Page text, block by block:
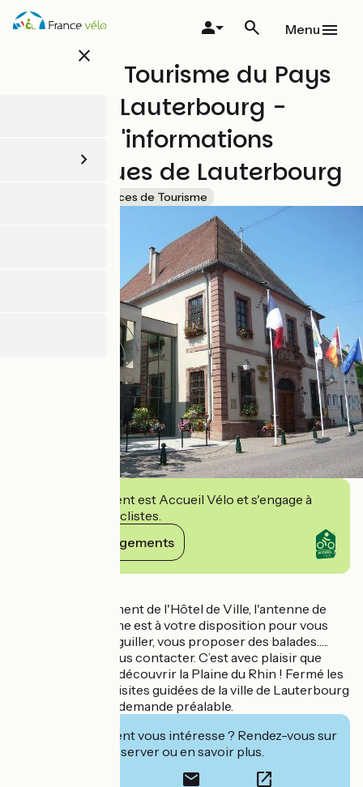
Aller
au
close
Menu
Office de Tourisme du Pays
de Seltz-Lauterbourg -
bureau d'informations
touristiques de Lauterbourg
Offices de Tourisme
Cet établissement est Accueil Vélo et s'engage à
accueillir des cyclistes.
Voir ses engagements
Situé dans le bâtiment de l'Hôtel de Ville, l'antenne de
l'Office de Tourisme est à votre disposition pour vous
conseiller, vous aiguiller, vous proposer des balades…..
N’hésitez pas à nous contacter. C’est avec plaisir que
nous vous ferons découvrir la Plaine du Rhin ! Fermé les
jours fériés. Des visites guidées de la ville de Lauterbourg
sont possible sur demande préalable.
Cet établissement vous intéresse ? Rendez-vous sur
leur site pour réserver ou en savoir plus.